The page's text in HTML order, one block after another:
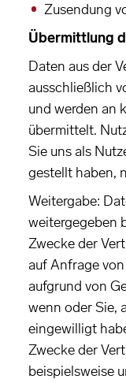
Zusendung
Übermittlung
Daten aus der
ausschließlich
und werden an
übermittelt.
Sie uns als
gestellt haben,
Weitergabe:
weitergegeben
Zwecke der
auf Anfrage
aufgrund von
wenn oder Sie,
eingewilligt
Zwecke der
beispielsweise